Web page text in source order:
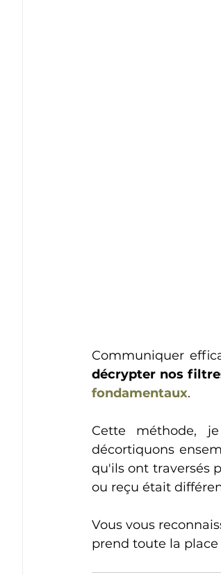
décrypter nos
fondamentaux.
Cette méthode,
décortiquons
qu'ils ont traversés
ou reçu était
Vous vous
prend toute la place